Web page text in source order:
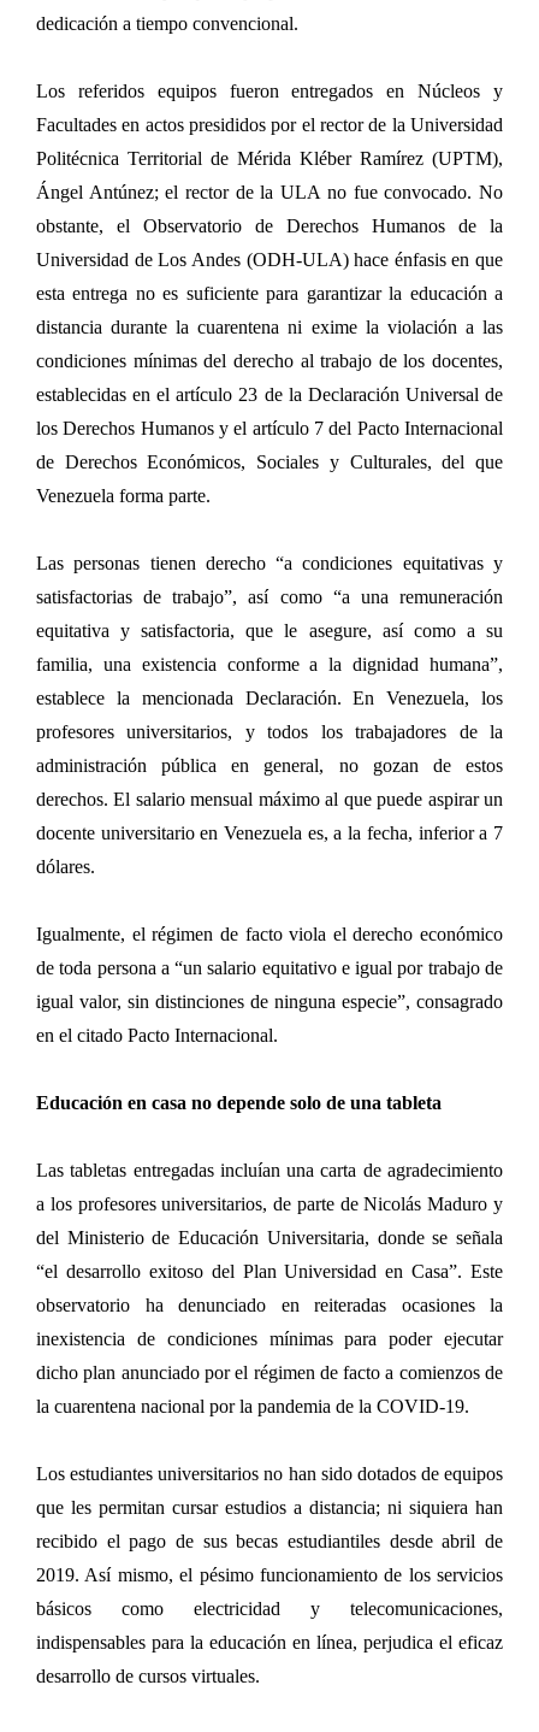
dedicación a tiempo convencional.
Los referidos equipos fueron entregados en Núcleos y
Facultades en actos presididos por el rector de la Universidad
Politécnica Territorial de Mérida Kléber Ramírez (UPTM),
Ángel Antúnez; el rector de la ULA no fue convocado. No
obstante, el Observatorio de Derechos Humanos de la
Universidad de Los Andes (ODH-ULA) hace énfasis en que
esta entrega no es suficiente para garantizar la educación a
distancia durante la cuarentena ni exime la violación a las
condiciones mínimas del derecho al trabajo de los docentes,
establecidas en el artículo 23 de la Declaración Universal de
los Derechos Humanos y el artículo 7 del Pacto Internacional
de Derechos Económicos, Sociales y Culturales, del que
Venezuela forma parte.
Las personas tienen derecho “a condiciones equitativas y
satisfactorias de trabajo”, así como “a una remuneración
equitativa y satisfactoria, que le asegure, así como a su
familia, una existencia conforme a la dignidad humana”,
establece la mencionada Declaración. En Venezuela, los
profesores universitarios, y todos los trabajadores de la
administración pública en general, no gozan de estos
derechos. El salario mensual máximo al que puede aspirar un
docente universitario en Venezuela es, a la fecha, inferior a 7
dólares.
Igualmente, el régimen de facto viola el derecho económico
de toda persona a “un salario equitativo e igual por trabajo de
igual valor, sin distinciones de ninguna especie”, consagrado
en el citado Pacto Internacional.
Educación en casa no depende solo de una tableta
Las tabletas entregadas incluían una carta de agradecimiento
a los profesores universitarios, de parte de Nicolás Maduro y
del Ministerio de Educación Universitaria, donde se señala
“el desarrollo exitoso del Plan Universidad en Casa”. Este
observatorio ha denunciado en reiteradas ocasiones la
inexistencia de condiciones mínimas para poder ejecutar
dicho plan anunciado por el régimen de facto a comienzos de
la cuarentena nacional por la pandemia de la COVID-19.
Los estudiantes universitarios no han sido dotados de equipos
que les permitan cursar estudios a distancia; ni siquiera han
recibido el pago de sus becas estudiantiles desde abril de
2019. Así mismo, el pésimo funcionamiento de los servicios
básicos como electricidad y telecomunicaciones,
indispensables para la educación en línea, perjudica el eficaz
desarrollo de cursos virtuales.